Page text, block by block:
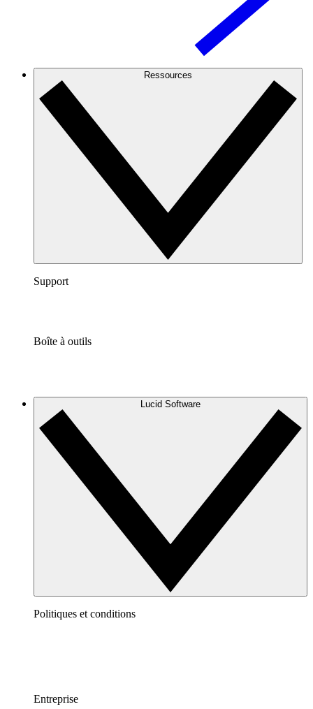
Ressources
Support
Boîte à outils
Lucid Software
Politiques et conditions
Entreprise